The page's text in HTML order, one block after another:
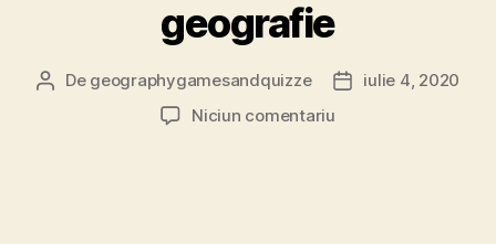
geografie
Autor
De geographygamesandquizze
Datăiulie 4, 2020
Niciun comentariula